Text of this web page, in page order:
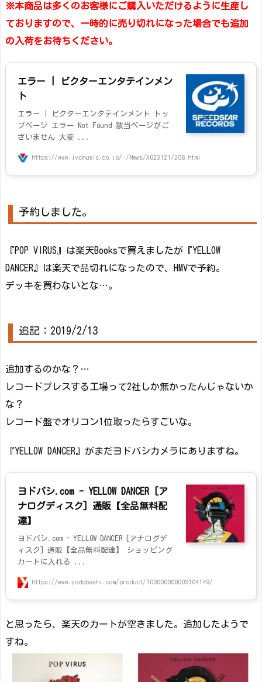
※本商品は多くのお客様にご購入いただけるように生産し
ておりますので、一時的に売り切れになった場合でも追加
の入荷をお待ちください。
エラー | ビクターエンタテインメン
ト
エラー | ビクターエンタテインメント トッ
プページ エラー Not Found 該当ページがご
ざいません 大変 ...
https://www.jvcmusic.co.jp/-/News/A023121/208.html
予約しました。
『POP VIRUS』は楽天Booksで買えましたが『YELLOW
DANCER』は楽天で品切れになったので、HMVで予約。
デッキを買わないとな…。
追記：2019/2/13
追加するのかな？…
レコードプレスする工場って2社しか無かったんじゃないか
な？
レコード盤でオリコン1位取ったらすごいな。
『YELLOW DANCER』がまだヨドバシカメラにありますね。
ヨドバシ.com - YELLOW DANCER [ア
ナログディスク] 通販【全品無料配
達】
ヨドバシ.com - YELLOW DANCER [アナログデ
ィスク] 通販【全品無料配達】 ショッピング
カートに入れる ...
https://www.yodobashi.com/product/100000009003104149/
と思ったら、楽天のカートが空きました。追加したようで
すね。